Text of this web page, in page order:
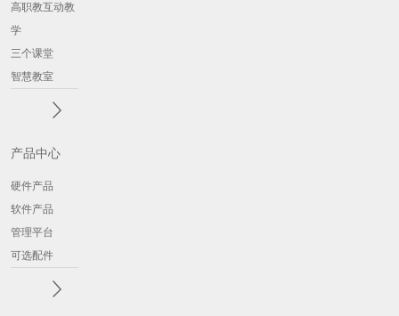
高职教互动教
学
三个课堂
智慧教室
产品中心
硬件产品
软件产品
管理平台
可选配件